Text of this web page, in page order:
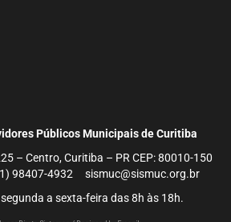
Públicos Municipais de Curitiba
– Centro, Curitiba – PR CEP: 80010-150
98407-4932 sismuc@sismuc.org.br
a sexta-feira das 8h às 18h.